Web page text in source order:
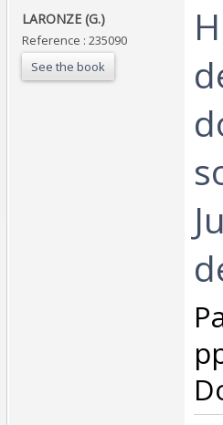
‎LARONZE (G.)‎
Reference : 235090
See the book